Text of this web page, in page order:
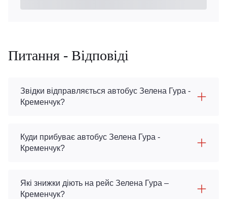
Питання - Відповіді
Звідки відправляється автобус Зелена Гура -
Кременчук?
Куди прибуває автобус Зелена Гура -
Кременчук?
Які знижки діють на рейс Зелена Гура –
Кременчук?